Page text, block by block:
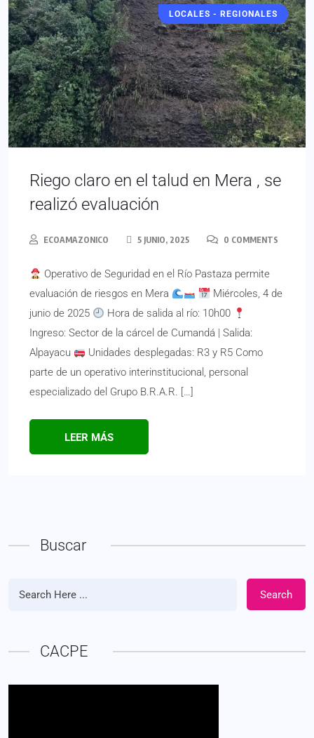
LOCALES - REGIONALES
Riego claro en el talud en Mera , se
realizó evaluación
ECOAMAZONICO 5 JUNIO, 2025 0 COMMENTS
Operativo de Seguridad en el Río Pastaza permite
evaluación de riesgos en Mera
Miércoles, 4 de
junio de 2025
Hora de salida al río: 10h00
Ingreso: Sector de la cárcel de Cumandá | Salida:
Alpayacu
Unidades desplegadas: R3 y R5 Como
parte de un operativo interinstitucional, personal
especializado del Grupo B.R.A.R. […]
LEER MÁS
Buscar
Search
CACPE